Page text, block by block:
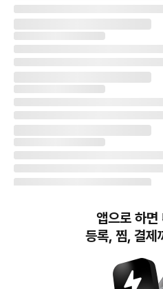
앱으로 하면
등록, 찜, 결제